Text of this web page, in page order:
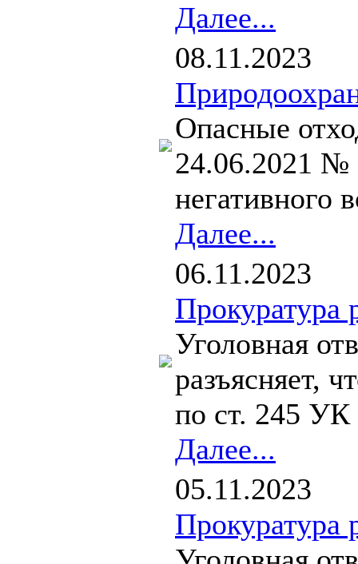
Далее...
08.11.2023
Опасные
24.06.2021 №
негативного
Далее...
06.11.2023
Прокуратура
Уголовная
разъясняет,
по ст. 245 УК
Далее...
05.11.2023
Прокуратура